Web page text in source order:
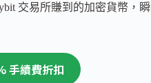
交易所賺到的加密貨幣，
手續費折扣